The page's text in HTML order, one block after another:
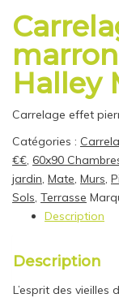
Halley
Carrelage effet
Catégories :
€€, 60x90
jardin, Mate, Murs,
Sols, Terrasse
Description
Description
L’esprit des vieilles